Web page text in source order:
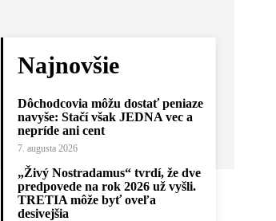
Najnovšie
Dôchodcovia môžu dostať peniaze
navyše: Stačí však JEDNA vec a
nepríde ani cent
7. augusta 2026
„Živý Nostradamus“ tvrdí, že dve
predpovede na rok 2026 už vyšli.
TRETIA môže byť oveľa
desivejšia